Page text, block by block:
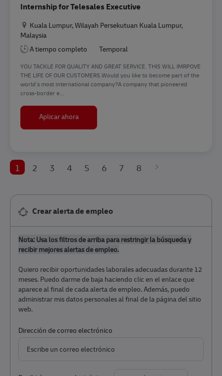
Internship for Telesales Executive
Ubicación
Kuala Lumpur, Wilayah Persekutuan Kuala Lumpur,
Malaysia
A tiempo completo
Temporal
YOU TACKLE FOR QUALITY AND GREAT SERVICE. THIS WILL IMRPOVE
THE LIFE OF OUR CUSTOMERS.Would you like to become part of the
world’s most international company?A company that pioneered
cross-border e...
Aplicar ahoraInternship for Telesales Executive
1 2 3 4 5 6 7 8
Crear alerta de empleo
Nota: Usa los filtros de arriba para restringir la búsqueda y
recibir mejores alertas de empleo.
Quiero recibir oportunidades laborales adecuadas durante 12
meses. Puedo darme de baja haciendo clic en el enlace que
aparece al final de cada alerta de empleo. Además, puedo
administrar mis datos personales al final de la página del sitio
web.
Dirección de correo electrónico